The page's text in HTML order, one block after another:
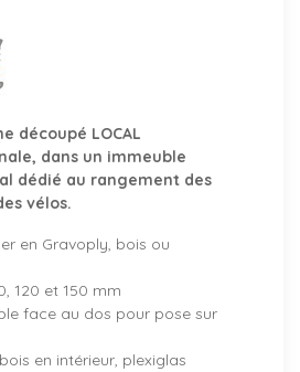
découpé LOCAL
dans un immeuble
dédié au rangement des
vélos.
en Gravoply, bois ou
120 et 150 mm
face au dos pour pose sur
en intérieur, plexiglas